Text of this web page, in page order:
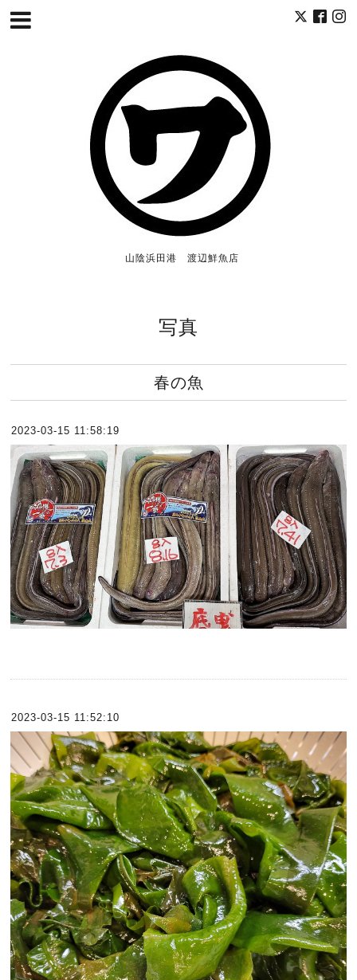
山陰浜田港 渡辺鮮魚店
写真
春の魚
2023-03-15 11:58:19
2023-03-15 11:52:10